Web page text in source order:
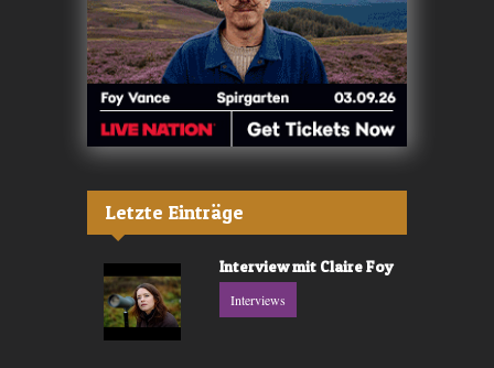
Letzte Einträge
Interview mit Claire Foy
Interviews